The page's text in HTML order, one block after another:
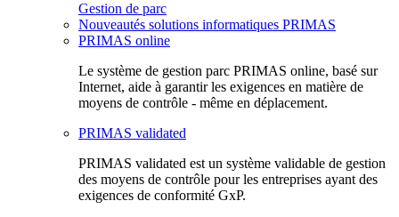
Gestion de parc
Nouveautés solutions informatiques PRIMAS
PRIMAS online
Le système de gestion parc PRIMAS online, basé sur
Internet, aide à garantir les exigences en matière de
moyens de contrôle - même en déplacement.
PRIMAS validated
PRIMAS validated est un système validable de gestion
des moyens de contrôle pour les entreprises ayant des
exigences de conformité GxP.